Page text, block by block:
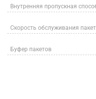
Внутренняя пропускная
Скорость обслуживания
Буфер пакетов